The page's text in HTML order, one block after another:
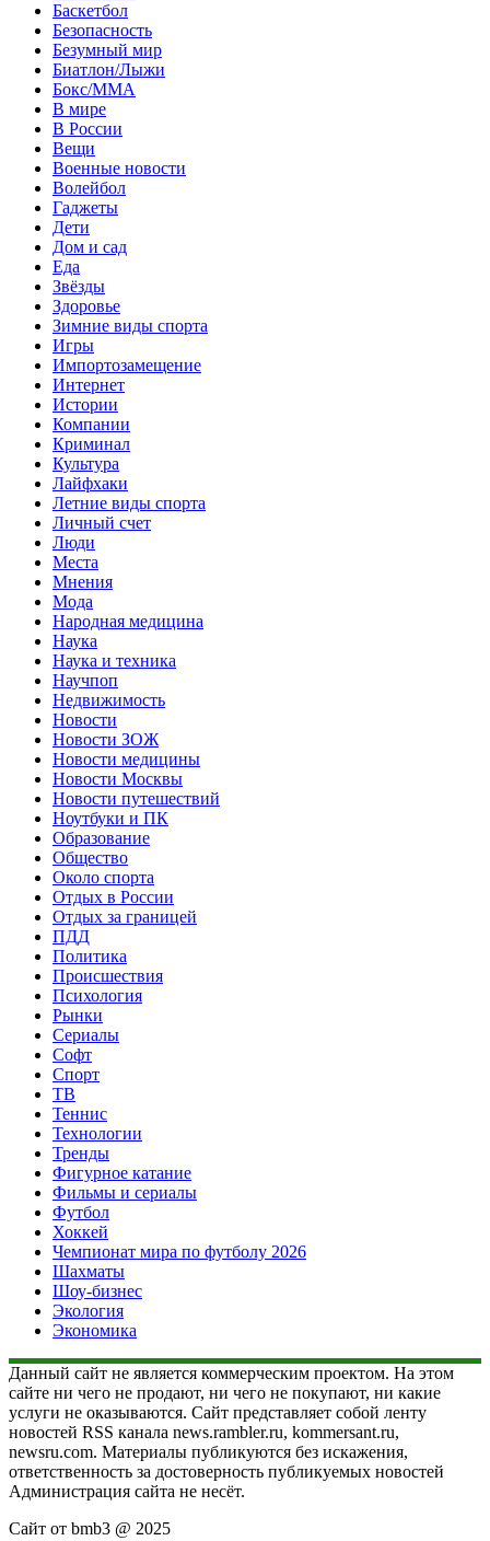
Баскетбол
Безопасность
Безумный мир
Биатлон/Лыжи
Бокс/MMA
В мире
В России
Вещи
Военные новости
Волейбол
Гаджеты
Дети
Дом и сад
Еда
Звёзды
Здоровье
Зимние виды спорта
Игры
Импортозамещение
Интернет
Истории
Компании
Криминал
Культура
Лайфхаки
Летние виды спорта
Личный счет
Люди
Места
Мнения
Мода
Народная медицина
Наука
Наука и техника
Научпоп
Недвижимость
Новости
Новости ЗОЖ
Новости медицины
Новости Москвы
Новости путешествий
Ноутбуки и ПК
Образование
Общество
Около спорта
Отдых в России
Отдых за границей
ПДД
Политика
Происшествия
Психология
Рынки
Сериалы
Софт
Спорт
ТВ
Теннис
Технологии
Тренды
Фигурное катание
Фильмы и сериалы
Футбол
Хоккей
Чемпионат мира по футболу 2026
Шахматы
Шоу-бизнес
Экология
Экономика
Данный сайт не является коммерческим проектом. На этом
сайте ни чего не продают, ни чего не покупают, ни какие
услуги не оказываются. Сайт представляет собой ленту
новостей RSS канала news.rambler.ru, kommersant.ru,
newsru.com. Материалы публикуются без искажения,
ответственность за достоверность публикуемых новостей
Администрация сайта не несёт.
Сайт от bmb3 @ 2025